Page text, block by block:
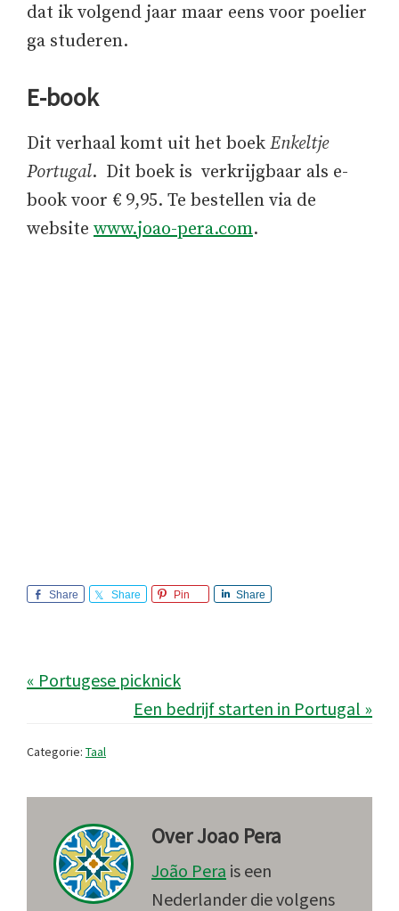
dat ik volgend jaar maar eens voor poelier
ga studeren.
E-book
Dit verhaal komt uit het boek Enkeltje
Portugal. Dit boek is verkrijgbaar als e-
book voor € 9,95. Te bestellen via de
website www.joao-pera.com.
Share Share Pin Share
« Portugese picknick
Een bedrijf starten in Portugal »
Categorie: Taal
OverJoao Pera
João Pera is een
Nederlander die volgens